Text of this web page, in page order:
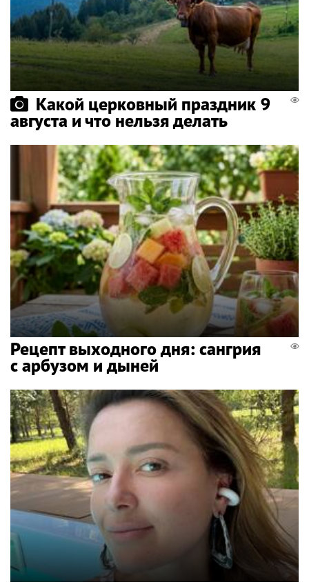
Какой церковный праздник 9
августа и что нельзя делать
Рецепт выходного дня: сангрия
с арбузом и дыней